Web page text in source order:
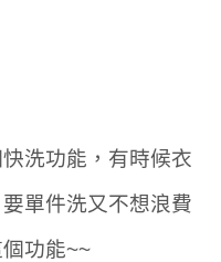
洗功能，有時候衣
單件洗又不想浪費
功能~~